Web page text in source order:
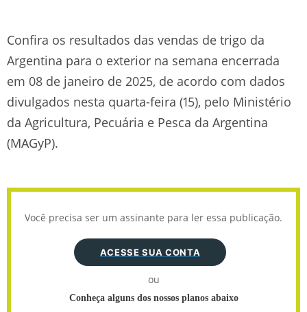
Confira os resultados das vendas de trigo da
Argentina para o exterior na semana encerrada
em 08 de janeiro de 2025, de acordo com dados
divulgados nesta quarta-feira (15), pelo Ministério
da Agricultura, Pecuária e Pesca da Argentina
(MAGyP).
Você precisa ser um assinante para ler essa publicação.
ACESSE SUA CONTA
ou
Conheça alguns dos nossos planos abaixo